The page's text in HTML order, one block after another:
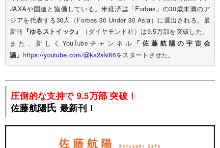
JAXAや国連と協働している。米経済誌「Forbes」の30歳未満のア
ジアを代表する30人（Forbes 30 Under 30 Asia）に選出される。最
新刊 『ゆるストイック』
（ダイヤモンド社）は9.5万部を突破した。
また、新しくYouTubeチャンネル
「佐藤航陽の宇宙会
議」 https://youtube.com/@ka2aki86をスタートさせた。
圧倒的な支持で 9.5万部 突破！
佐藤航陽氏 最新刊！